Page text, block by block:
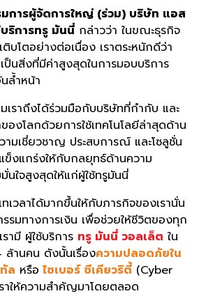
การผู้จัดการใหญ่ (ร่วม) บริษัท แอส
ริการทรู มันนี่ กล่าวว่า ในขณะธุรกิจ
บโตอย่างต่อเนื่อง เราตระหนักดีว่า
ป็นสิ่งที่มีค่าสูงสุดในการมอบบริการ
ล้ำหน้า
มเราถึงได้ร่วมมือกับบริษัทที่กำกับ และ
องโลกด้วยการใช้เทคโนโลยีล่าสุดด้าน
เชี่ยวชาญ ประสบการณ์ และโซลูชั่น
ข็งแกร่งให้กับกลยุทธ์ด้านความ
ใจสูงสุดให้แก่ผู้ใช้ทรูมันนี่
ทเวลาได้มากขึ้นให้กับภารกิจของเรานั่น
รมทางการเงิน เพื่อช่วยให้ชีวิตของทุก
ามี ผู้ใช้บริการ ทรู มันนี่ วอลเล็ต ใน
ล้านคน ดังนั้นเรื่องความปลอดภัยใน
ล หรือ ไซเบอร์ ซีเคียวริตี้ (Cyber
าให้ความสำคัญมาโดยตลอด